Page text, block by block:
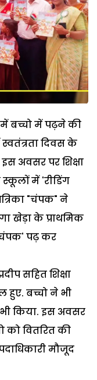
में बच्चो में पढ़ने की
दिवस के
अवसर पर शिक्षा
में 'रीडिंग
"चंपक" ने
खेड़ा के प्राथमिक
'चंपक' पढ़ कर
सहित शिक्षा
हुए. बच्चो ने भी
किया. इस अवसर
को वितरित की
मौजूद